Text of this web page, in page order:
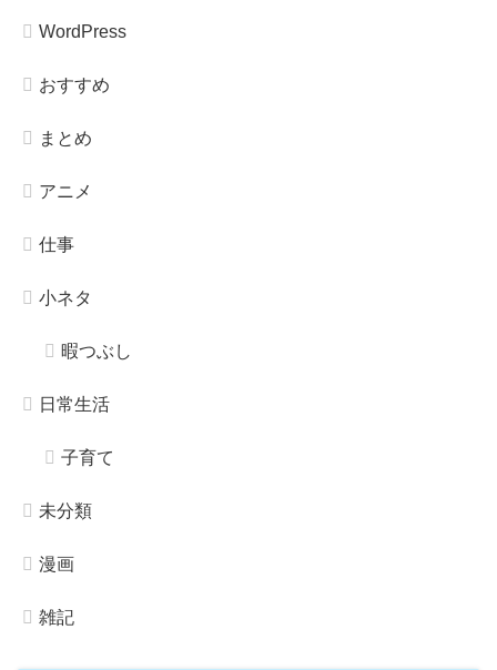
WordPress
おすすめ
まとめ
アニメ
仕事
小ネタ
暇つぶし
日常生活
子育て
未分類
漫画
雑記